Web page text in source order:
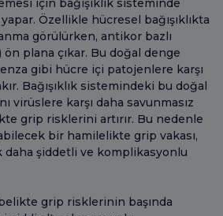
için bağışıklık sisteminde
Özellikle hücresel bağışıklıkta
görülürken, antikor bazlı
ön plana çıkar. Bu doğal denge
gibi hücre içi patojenlere karşı
Bağışıklık sistemindeki bu doğal
virüslere karşı daha savunmasız
grip risklerini artırır. Bu nedenle
bir hamilelikte grip vakası,
daha şiddetli ve komplikasyonlu
grip risklerinin başında